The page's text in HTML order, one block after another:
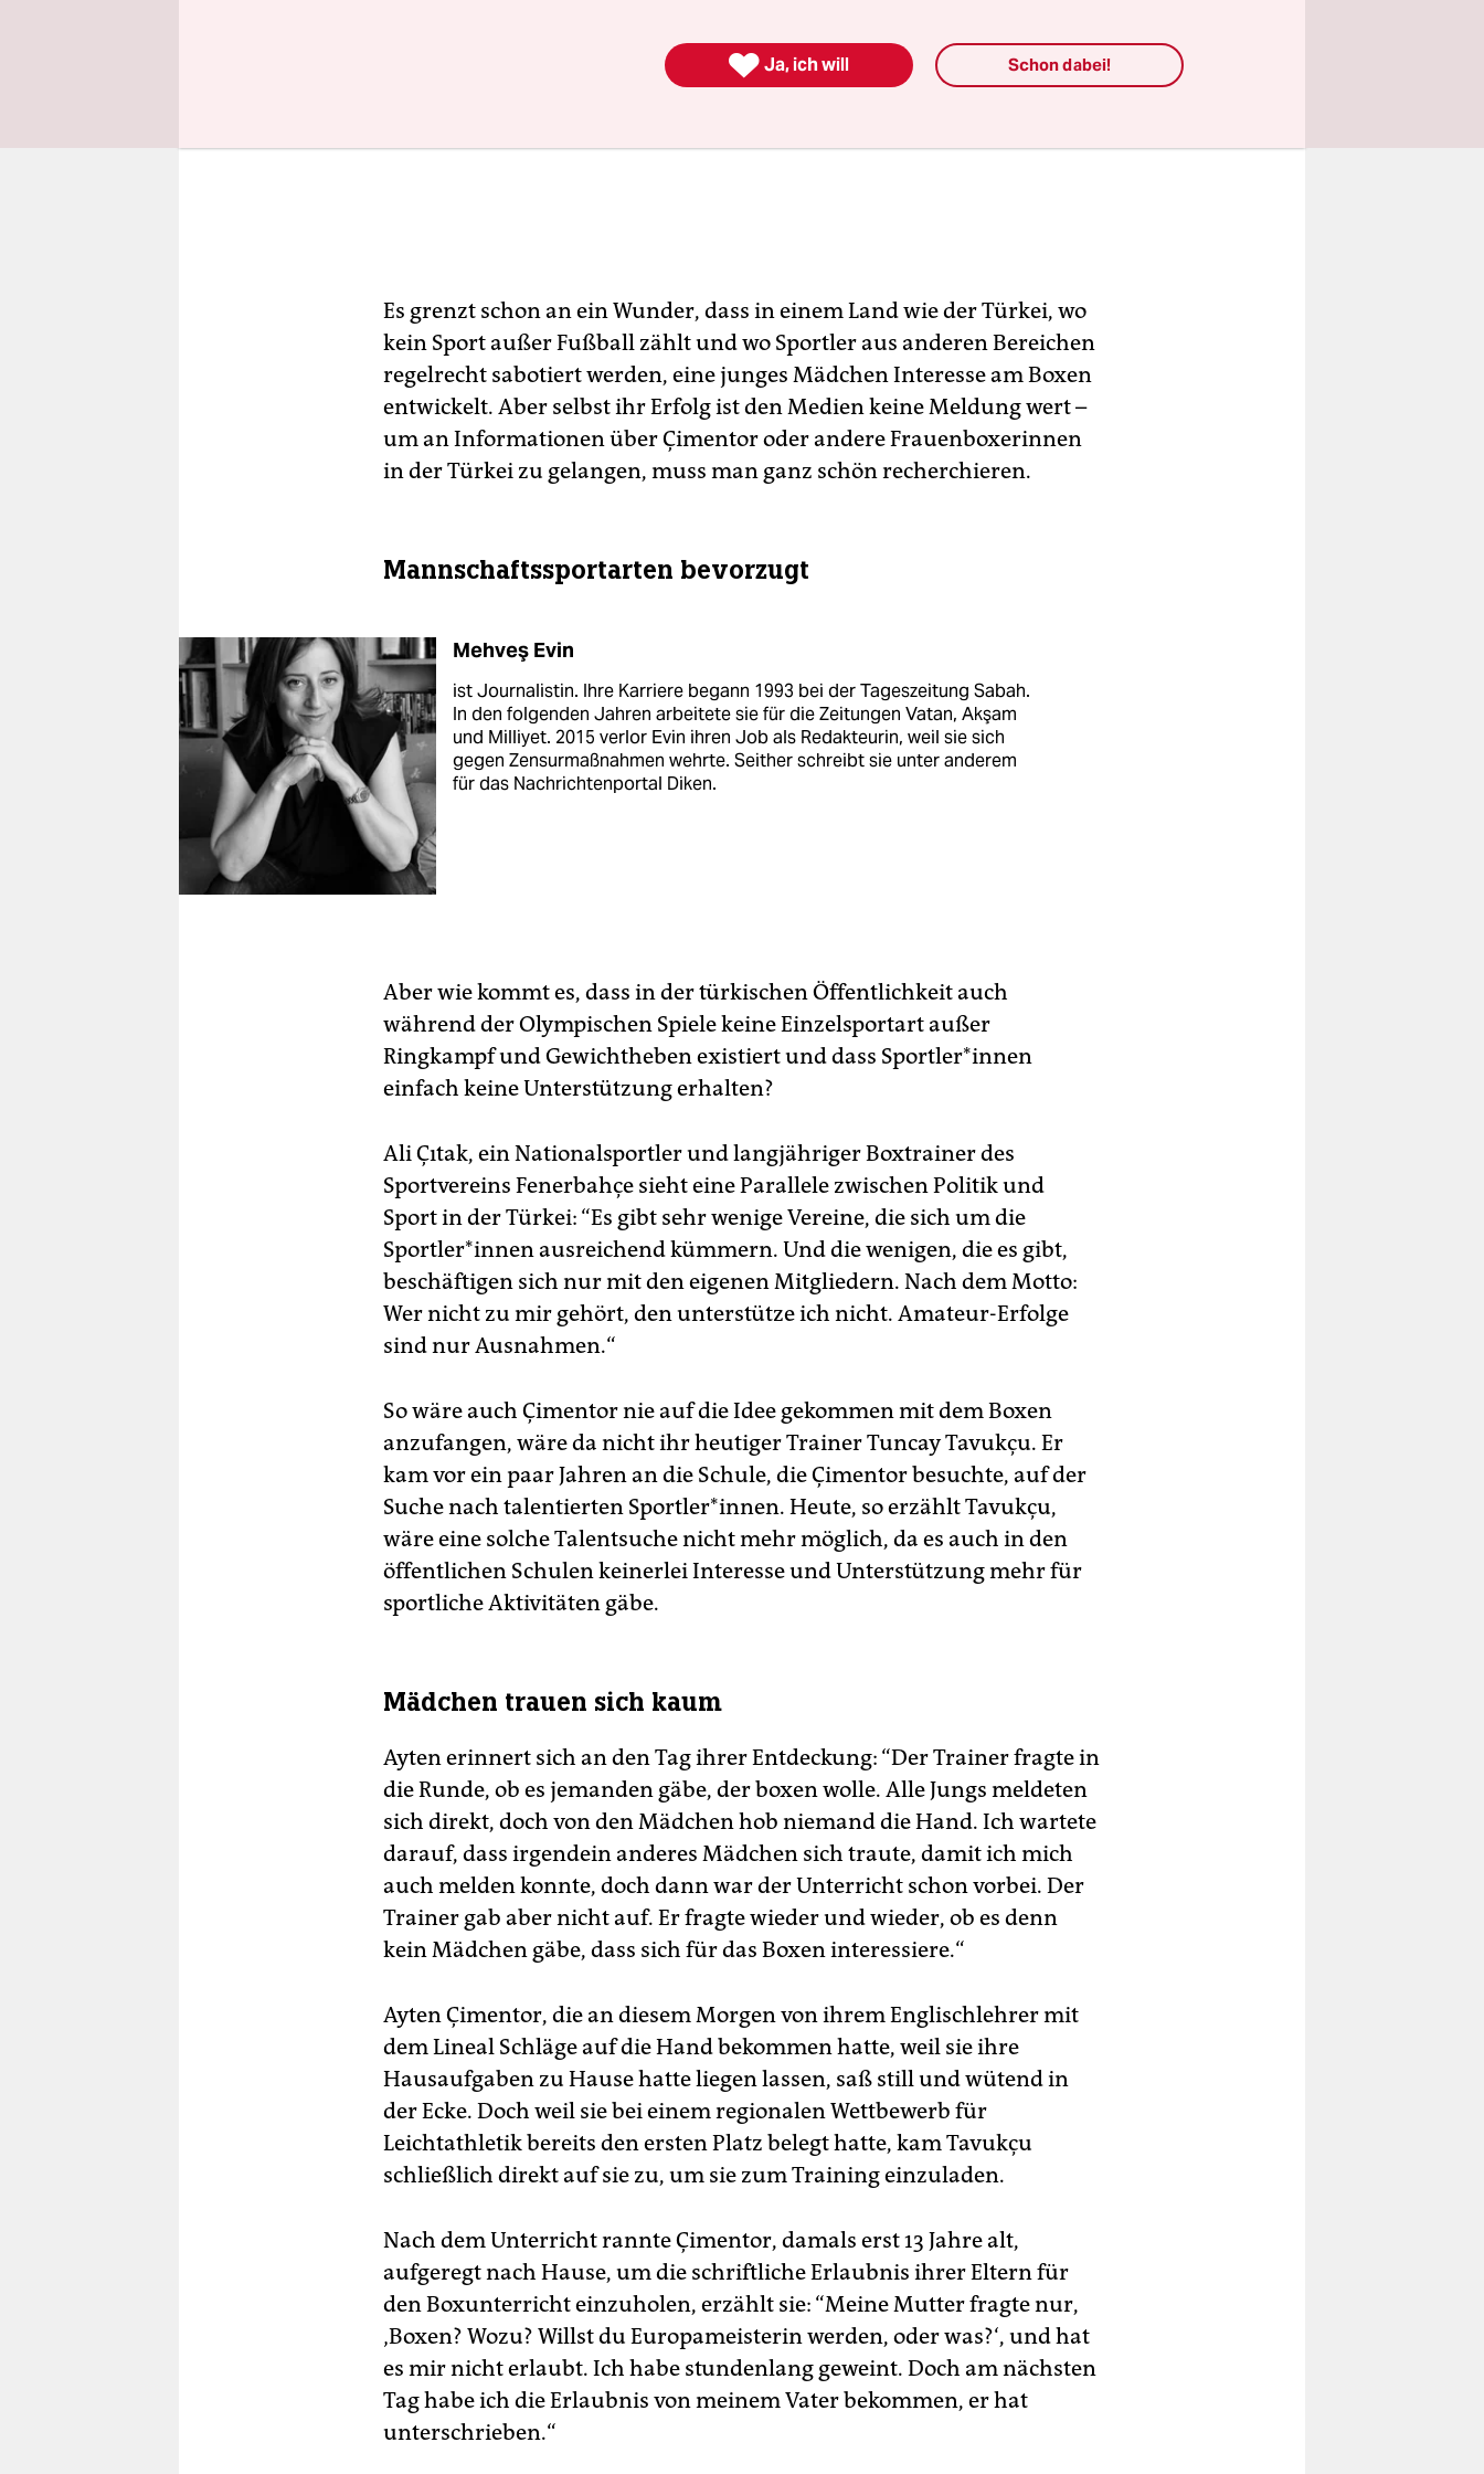
Es grenzt schon an ein Wunder, dass in einem Land wie der Türkei, wo
kein Sport außer Fußball zählt und wo Sportler aus anderen Bereichen
regelrecht sabotiert werden, eine junges Mädchen Interesse am Boxen
entwickelt. Aber selbst ihr Erfolg ist den Medien keine Meldung wert –
um an Informationen über Çimentor oder andere Frauenboxerinnen
in der Türkei zu gelangen, muss man ganz schön recherchieren.
Mannschaftssportarten bevorzugt
Mehveş Evin
ist Journalistin. Ihre Karriere begann 1993 bei der Tageszeitung Sabah.
In den folgenden Jahren arbeitete sie für die Zeitungen Vatan, Akşam
und Milliyet. 2015 verlor Evin ihren Job als Redakteurin, weil sie sich
gegen Zensurmaßnahmen wehrte. Seither schreibt sie unter anderem
für das Nachrichtenportal Diken.
Aber wie kommt es, dass in der türkischen Öffentlichkeit auch
während der Olympischen Spiele keine Einzelsportart außer
Ringkampf und Gewichtheben existiert und dass Sportler*innen
einfach keine Unterstützung erhalten?
Ali Çıtak, ein Nationalsportler und langjähriger Boxtrainer des
Sportvereins Fenerbahçe sieht eine Parallele zwischen Politik und
Sport in der Türkei: “Es gibt sehr wenige Vereine, die sich um die
Sportler*innen ausreichend kümmern. Und die wenigen, die es gibt,
beschäftigen sich nur mit den eigenen Mitgliedern. Nach dem Motto:
Wer nicht zu mir gehört, den unterstütze ich nicht. Amateur-Erfolge
sind nur Ausnahmen.“
So wäre auch Çimentor nie auf die Idee gekommen mit dem Boxen
anzufangen, wäre da nicht ihr heutiger Trainer Tuncay Tavukçu. Er
kam vor ein paar Jahren an die Schule, die Çimentor besuchte, auf der
Suche nach talentierten Sportler*innen. Heute, so erzählt Tavukçu,
wäre eine solche Talentsuche nicht mehr möglich, da es auch in den
öffentlichen Schulen keinerlei Interesse und Unterstützung mehr für
sportliche Aktivitäten gäbe.
Mädchen trauen sich kaum
Ayten erinnert sich an den Tag ihrer Entdeckung: “Der Trainer fragte in
die Runde, ob es jemanden gäbe, der boxen wolle. Alle Jungs meldeten
sich direkt, doch von den Mädchen hob niemand die Hand. Ich wartete
darauf, dass irgendein anderes Mädchen sich traute, damit ich mich
auch melden konnte, doch dann war der Unterricht schon vorbei. Der
Trainer gab aber nicht auf. Er fragte wieder und wieder, ob es denn
kein Mädchen gäbe, dass sich für das Boxen interessiere.“
Ayten Çimentor, die an diesem Morgen von ihrem Englischlehrer mit
dem Lineal Schläge auf die Hand bekommen hatte, weil sie ihre
Hausaufgaben zu Hause hatte liegen lassen, saß still und wütend in
der Ecke. Doch weil sie bei einem regionalen Wettbewerb für
Leichtathletik bereits den ersten Platz belegt hatte, kam Tavukçu
schließlich direkt auf sie zu, um sie zum Training einzuladen.
Nach dem Unterricht rannte Çimentor, damals erst 13 Jahre alt,
aufgeregt nach Hause, um die schriftliche Erlaubnis ihrer Eltern für
den Boxunterricht einzuholen, erzählt sie: “Meine Mutter fragte nur,
‚Boxen? Wozu? Willst du Europameisterin werden, oder was?‘, und hat
es mir nicht erlaubt. Ich habe stundenlang geweint. Doch am nächsten
Tag habe ich die Erlaubnis von meinem Vater bekommen, er hat
unterschrieben.“
 Ja, ich will Schon dabei!